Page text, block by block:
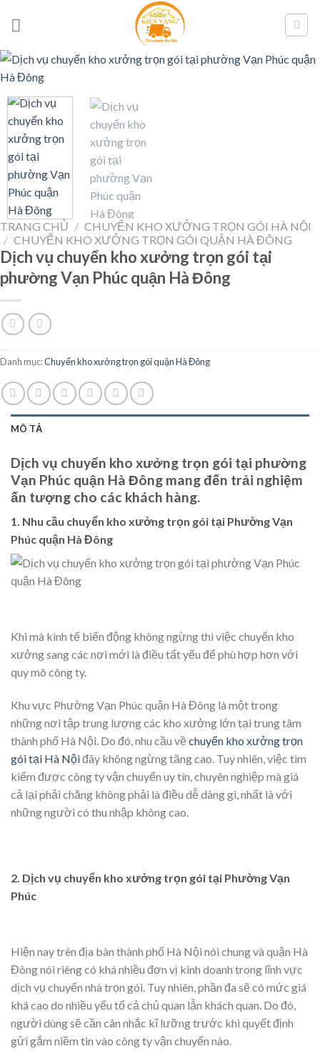
TRANG CHỦ / CHUYỂN KHO XƯỞNG TRỌN GÓI HÀ NỘI
/ CHUYỂN KHO XƯỞNG TRỌN GÓI QUẬN HÀ ĐÔNG
Dịch vụ chuyển kho xưởng trọn gói tại
phường Vạn Phúc quận Hà Đông
Danh mục:Chuyển kho xưởng trọn gói quận Hà Đông
MÔ TẢ
Dịch vụ chuyển kho xưởng trọn gói tại phường
Vạn Phúc quận Hà Đông mang đến trải nghiệm
ấn tượng cho các khách hàng.
1. Nhu cầu chuyển kho xưởng trọn gói tại Phường Vạn
Phúc quận Hà Đông
Khi mà kinh tế biến động không ngừng thì việc chuyển kho
xưởng sang các nơi mới là điều tất yếu để phù hợp hơn với
quy mô công ty.
Khu vực Phường Vạn Phúc quận Hà Đông là một trong
những nơi tập trung lượng các kho xưởng lớn tại trung tâm
thành phố Hà Nội. Do đó, nhu cầu về chuyển kho xưởng trọn
gói tại Hà Nộiđây không ngừng tăng cao. Tuy nhiên, việc tìm
kiếm được công ty vận chuyển uy tín, chuyên nghiệp mà giá
cả lại phải chăng không phải là điều dễ dàng gì, nhất là với
những người có thu nhập không cao.
2. Dịch vụ chuyển kho xưởng trọn gói tại Phường Vạn
Phúc
Hiện nay trên địa bàn thành phố Hà Nội nói chung và quận Hà
Đông nói riêng có khá nhiều đơn vị kinh doanh trong lĩnh vực
dịch vụ chuyển nhà trọn gói. Tuy nhiên, phần đa sẽ có mức giá
khá cao do nhiều yếu tố cả chủ quan lẫn khách quan. Do đó,
người dùng sẽ cần cân nhắc kĩ lưỡng trước khi quyết định
gửi gắm niềm tin vào công ty vận chuyển nào.